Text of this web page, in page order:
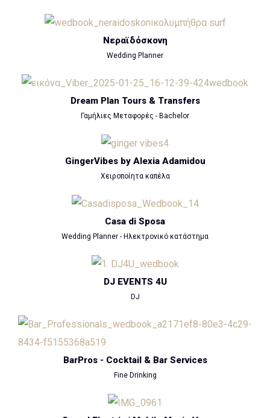
Νεραϊδόσκονη
Wedding Planner
Dream Plan Tours & Transfers
Γαμήλιες Μεταφορές - Bachelor
GingerVibes by Alexia Adamidou
Χειροποίητα καπέλα
Casa di Sposa
Wedding Planner - Ηλεκτρονικό κατάστημα
DJ EVENTS 4U
DJ
BarPros - Cocktail & Bar Services
Fine Drinking